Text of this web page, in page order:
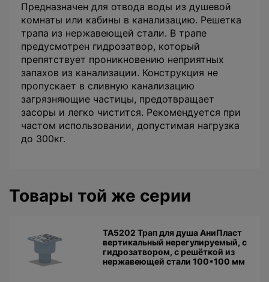
Предназначен для отвода воды из душевой
комнаты или кабины в канализацию. Решетка
трапа из нержавеющей стали. В трапе
предусмотрен гидрозатвор, который
препятствует проникновению неприятных
запахов из канализации. Конструкция не
пропускает в сливную канализацию
загрязняющие частицы, предотвращает
засоры и легко чистится. Рекомендуется при
частом использовании, допустимая нагрузка
до 300кг.
Товары той же серии
TA5202 Трап для душа АниПласт
вертикальный нерегулируемый, с
гидрозатвором, с решёткой из
нержавеющей стали 100*100 мм